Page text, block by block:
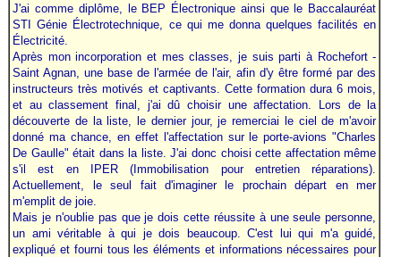
J'ai comme diplôme, le BEP Électronique ainsi que le Baccalauréat
STI Génie Électrotechnique, ce qui me donna quelques facilités en
Électricité.
Après mon incorporation et mes classes, je suis parti à Rochefort -
Saint Agnan, une base de l'armée de l'air, afin d'y être formé par des
instructeurs très motivés et captivants. Cette formation dura 6 mois,
et au classement final, j'ai dû choisir une affectation. Lors de la
découverte de la liste, le dernier jour, je remerciai le ciel de m'avoir
donné ma chance, en effet l'affectation sur le porte-avions "Charles
De Gaulle" était dans la liste. J'ai donc choisi cette affectation même
s'il est en IPER (Immobilisation pour entretien réparations).
Actuellement, le seul fait d'imaginer le prochain départ en mer
m'emplit de joie.
Mais je n'oublie pas que je dois cette réussite à une seule personne,
un ami véritable à qui je dois beaucoup. C'est lui qui m'a guidé,
expliqué et fourni tous les éléments et informations nécessaires pour